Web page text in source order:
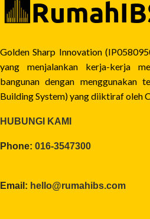
Golden Sharp Innovation
yang menjalankan kerja-kerja
bangunan dengan menggunakan
Building System) yang diiktiraf oleh
HUBUNGI KAMI
Phone: 016-3547300
Email: hello@rumahibs.com